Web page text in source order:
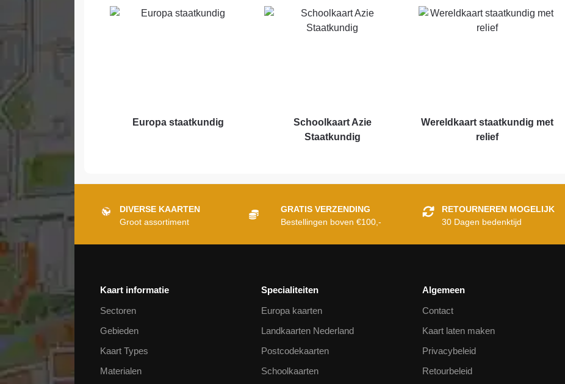
Europa staatkundig
Schoolkaart Azie
Staatkundig
Wereldkaart staatkundig met
relief
DIVERSE KAARTEN
Groot assortiment
GRATIS VERZENDING
Bestellingen boven €100,-
RETOURNEREN MOGELIJK
30 Dagen bedenktijd
Kaart informatie
Sectoren
Gebieden
Kaart Types
Materialen
Specialiteiten
Europa kaarten
Landkaarten Nederland
Postcodekaarten
Schoolkaarten
Algemeen
Contact
Kaart laten maken
Privacybeleid
Retourbeleid